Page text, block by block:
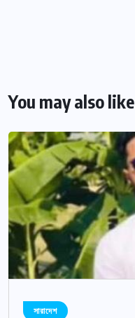
You may also like
সারাদেশ